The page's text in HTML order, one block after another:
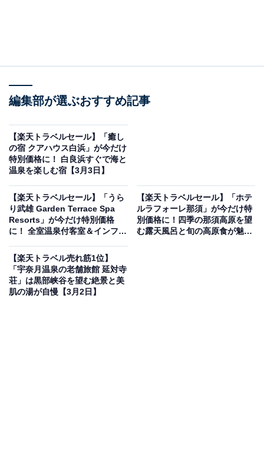
スーパーホテルPremier博多駅・筑紫口天然温泉（画像出典：楽天トラベ
ル）
「スーパーホテルPremier博多駅・筑紫口天然温泉」の楽
宿泊可能です。
楽天トラベルでホテルを見る
編集部が選ぶおすすめ記事
【楽天トラベルセール】「癒し
の宿 クアハウス白浜」が今だけ
特別価格に！ 白良浜すぐで海と
温泉を楽しむ宿【3月3日】
【楽天トラベルセール】「うら
り武雄 Garden Terrace Spa
Resorts」が今だけ特別価格
に！ 全室温泉付客室＆インフィ
ステイ【3月3日】
【楽天トラベルセール】「ホテ
ルラフォーレ那須」が今だけ特
別価格に！四季の那須高原を望
む露天風呂と旬の高原食が魅力
【楽天トラベル売れ筋1位】
「宇奈月温泉の老舗旅館 延対寺
荘」は黒部峡谷を望む絶景と美
肌の湯が自慢【3月2日】